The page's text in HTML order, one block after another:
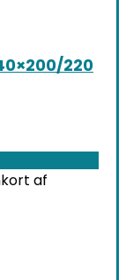
220
af